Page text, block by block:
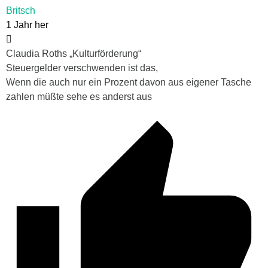
Britsch
1 Jahr her
Claudia Roths „Kulturförderung“
Steuergelder verschwenden ist das,
Wenn die auch nur ein Prozent davon aus eigener Tasche
zahlen müßte sehe es anderst aus